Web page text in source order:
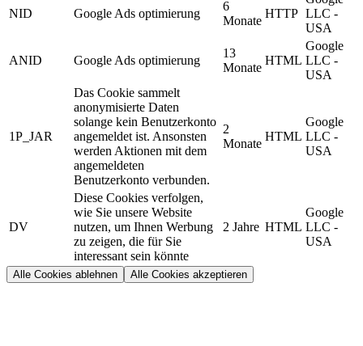
NID Google Ads optimierung
6
Monate
HTTP LLC -
USA
ANID Google Ads optimierung
13
Monate
HTML
Google
LLC -
USA
1P_JAR
Das Cookie sammelt
anonymisierte Daten
solange kein Benutzerkonto
angemeldet ist. Ansonsten
werden Aktionen mit dem
angemeldeten
Benutzerkonto verbunden.
2
Monate
HTML
Google
LLC -
USA
DV
Diese Cookies verfolgen,
wie Sie unsere Website
nutzen, um Ihnen Werbung
zu zeigen, die für Sie
interessant sein könnte
2 Jahre HTML
Google
LLC -
USA
Alle Cookies ablehnen Alle Cookies akzeptieren